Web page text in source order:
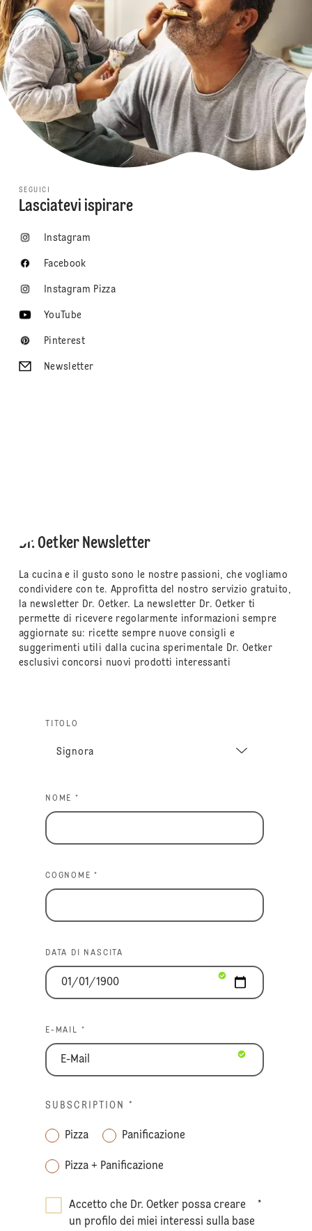
SEGUICI
Lasciatevi ispirare
Instagram
Facebook
Instagram Pizza
YouTube
Pinterest
Newsletter
Dr. Oetker Newsletter
La cucina e il gusto sono le nostre passioni, che vogliamo
condividere con te. Approfitta del nostro servizio gratuito,
la newsletter Dr. Oetker. La newsletter Dr. Oetker ti
permette di ricevere regolarmente informazioni sempre
aggiornate su: ricette sempre nuove consigli e
suggerimenti utili dalla cucina sperimentale Dr. Oetker
esclusivi concorsi nuovi prodotti interessanti
TITOLO
NOME *
COGNOME *
DATA DI NASCITA
E-MAIL *
SUBSCRIPTION *
Pizza Panificazione
Pizza + Panificazione
Accetto che Dr. Oetker possa creare
un profilo dei miei interessi sulla base
*